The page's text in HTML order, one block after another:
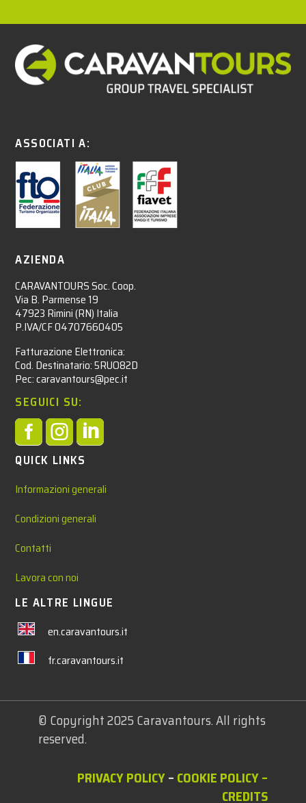
ASSOCIATI A:
AZIENDA
CARAVANTOURS Soc. Coop.
Via B. Parmense 19
47923 Rimini (RN) Italia
P.IVA/CF 04707660405
Fatturazione Elettronica:
Cod. Destinatario: 5RUO82D
Pec: caravantours@pec.it
SEGUICI SU:

QUICK LINKS
Informazioni generali
Condizioni generali
Contatti
Lavora con noi
LE ALTRE LINGUE
en.caravantours.it
fr.caravantours.it
© Copyright 2025 Caravantours. All rights
reserved.
PRIVACY POLICY– COOKIE POLICY–
CREDITS